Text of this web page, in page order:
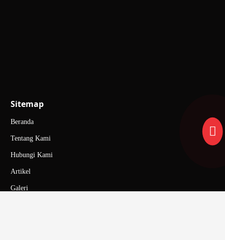
Sitemap
Beranda
Tentang Kami
Hubungi Kami
Artikel
Galeri